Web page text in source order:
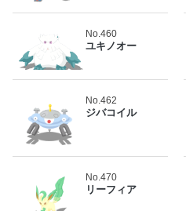
No.460
ユキノオー
No.462
ジバコイル
No.470
リーフィア